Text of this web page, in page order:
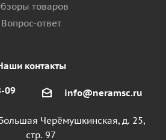
товаров
Вопрос-ответ
контакты
09 info@neramsc.ru
Черёмушкинская, д. 25,
стр. 97